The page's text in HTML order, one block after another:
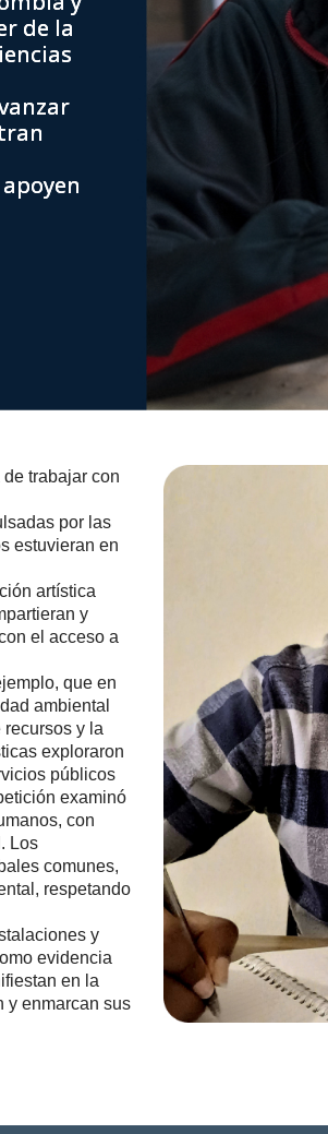
de la
trabajar con
por las
estuvieran en
artística
y
el acceso a
que en
ambiental
y la
exploraron
públicos
examinó
con
Los
comunes,
respetando
y
evidencia
en la
y enmarcan sus